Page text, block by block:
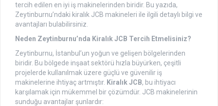
tercih edilen en iyi iş makinelerinden biridir. Bu yazıda,
Zeytinburnu’ndaki kiralık JCB makineleri ile ilgili detaylı bilgi ve
avantajları bulabilirsiniz.
Neden Zeytinburnu’nda Kiralık JCB Tercih Etmelisiniz?
Zeytinburnu, İstanbul’un yoğun ve gelişen bölgelerinden
biridir. Bu bölgede inşaat sektörü hızla büyürken, çeşitli
projelerde kullanılmak üzere güçlü ve güvenilir iş
makinelerine ihtiyaç artmıştır. Kiralık JCB, bu ihtiyacı
karşılamak için mükemmel bir çözümdür. JCB makinelerinin
sunduğu avantajlar şunlardır: